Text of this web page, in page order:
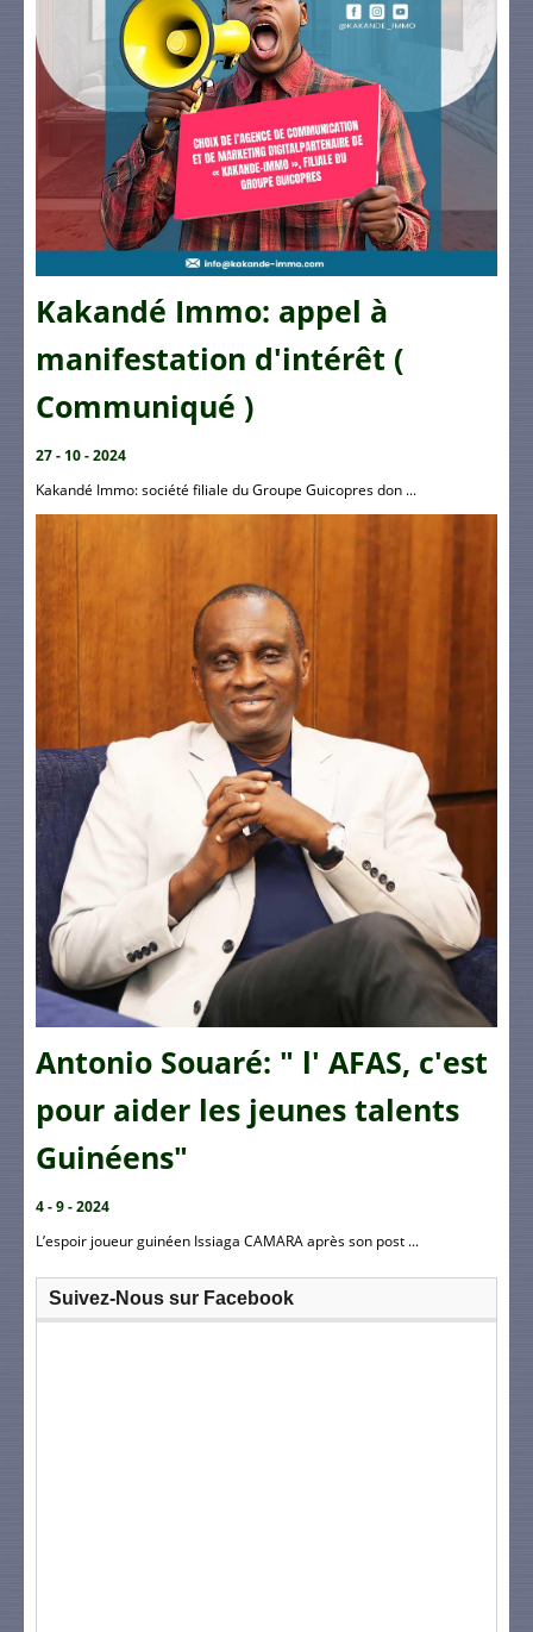
Kakandé Immo: appel à
manifestation d'intérêt (
Communiqué )
27 - 10 - 2024
Kakandé Immo: société filiale du Groupe Guicopres don ...
Antonio Souaré: " l' AFAS, c'est
pour aider les jeunes talents
Guinéens"
4 - 9 - 2024
L’espoir joueur guinéen Issiaga CAMARA après son post ...
Suivez-Nous sur Facebook